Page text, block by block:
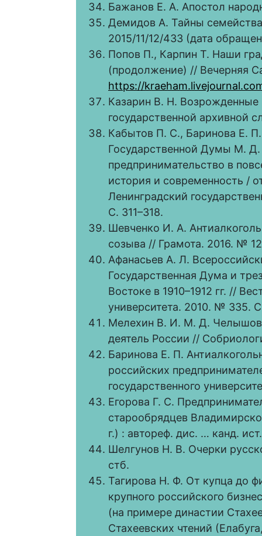
Бажанов Е. А. Апостол
Демидов А. Тайны
2015/11/12/433 (дата
Попов П., Карпин Т. Наши
(продолжение) // Вечерняя
https://
Казарин В. Н.
государственной архивной
Кабытов П. С., Баринова Е.
Государственной Думы М.
предпринимательство в
история и современность /
Ленинградский
С. 311–318.
Шевченко И. А.
созыва // Грамота. 2016. №
Афанасьев А. Л.
Государственная Дума и
Востоке в 1910–1912 гг. //
университета. 2010. № 335.
Мелехин В. И. М. Д. Челышов
деятель России //
Баринова Е. П.
российских
государственного
Егорова Г. С.
старообрядцев
г.) : автореф. дис. … канд.
Шелгунов Н. В. Очерки
стб.
Тагирова Н. Ф. От купца до
крупного российского
(на примере династии
Стахеевских чтений